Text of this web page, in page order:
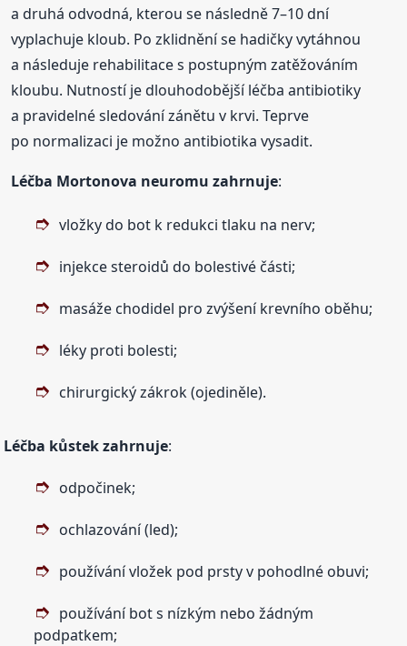
a druhá odvodná, kterou se následně 7–10 dní
vyplachuje kloub. Po zklidnění se hadičky vytáhnou
a následuje rehabilitace s postupným zatěžováním
kloubu. Nutností je dlouhodobější léčba antibiotiky
a pravidelné sledování zánětu v krvi. Teprve
po normalizaci je možno antibiotika vysadit.
Léčba Mortonova neuromu zahrnuje:
vložky do bot k redukci tlaku na nerv;
injekce steroidů do bolestivé části;
masáže chodidel pro zvýšení krevního oběhu;
léky proti bolesti;
chirurgický zákrok (ojediněle).
Léčba kůstek zahrnuje:
odpočinek;
ochlazování (led);
používání vložek pod prsty v pohodlné obuvi;
používání bot s nízkým nebo žádným
podpatkem;